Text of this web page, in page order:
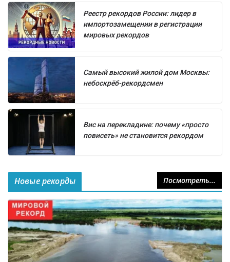
Реестр рекордов России: лидер в
импортозамещении в регистрации
мировых рекордов
Самый высокий жилой дом Москвы:
небоскрёб-рекордсмен
Вис на перекладине: почему «просто
повисеть» не становится рекордом
Новые рекорды Посмотреть...